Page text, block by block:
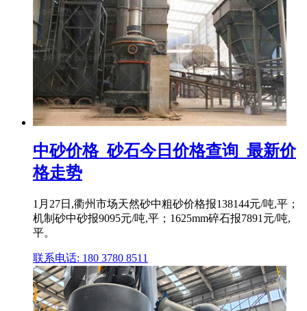
中砂价格_砂石今日价格查询_最新价
格走势
1月27日,衢州市场天然砂中粗砂价格报138144元/吨,平；
机制砂中砂报9095元/吨,平；1625mm碎石报7891元/吨,
平。
联系电话: 180 3780 8511